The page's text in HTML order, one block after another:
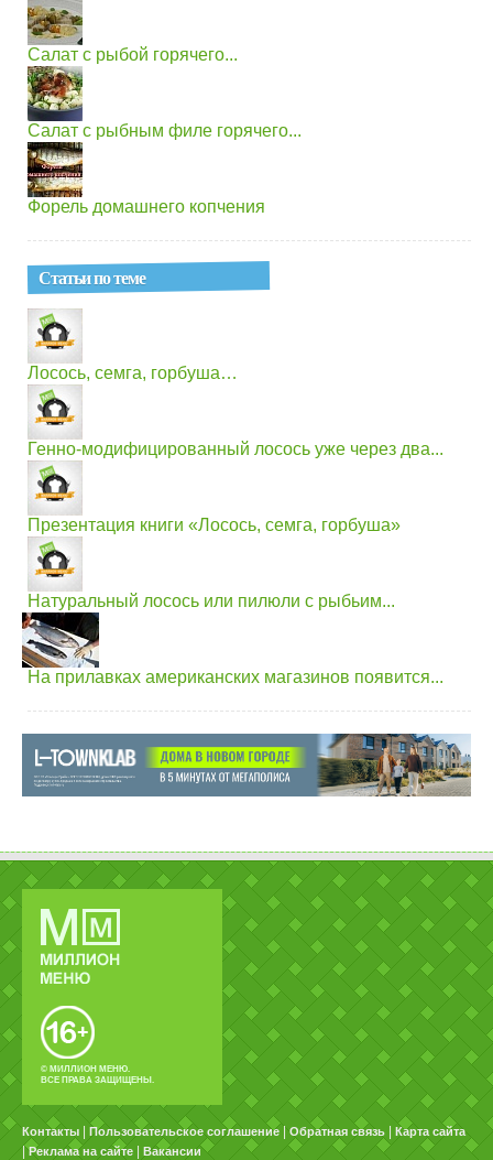
Салат с рыбой горячего...
Салат с рыбным филе горячего...
Форель домашнего копчения
Статьи по теме
Лосось, семга, горбуша…
Генно-модифицированный лосось уже через два...
Презентация книги «Лосось, семга, горбуша»
Натуральный лосось или пилюли с рыбьим...
На прилавках американских магазинов появится...
© МИЛЛИОН МЕНЮ.
ВСЕ ПРАВА ЗАЩИЩЕНЫ.
Контакты Пользовательское соглашение Обратная связь Карта сайта
|Реклама на сайте Вакансии